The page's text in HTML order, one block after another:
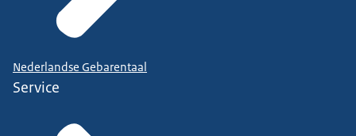
Nederlandse Gebarentaal
Service